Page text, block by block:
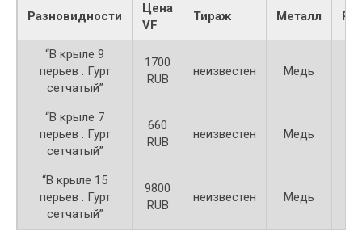
Разновидности
Цена
VF
Тираж Металл
“В крыле 9
перьев . Гурт
сетчатый”
1700
RUB
неизвестен Медь
“В крыле 7
перьев . Гурт
сетчатый”
660
RUB
неизвестен Медь
“В крыле 15
перьев . Гурт
сетчатый”
9800
RUB
неизвестен Медь